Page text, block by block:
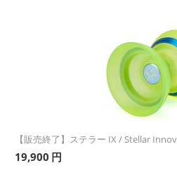
【販売終了】ステラー IX / Stellar
19,900 円